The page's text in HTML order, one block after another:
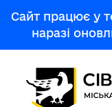
Сайт працює у
наразі